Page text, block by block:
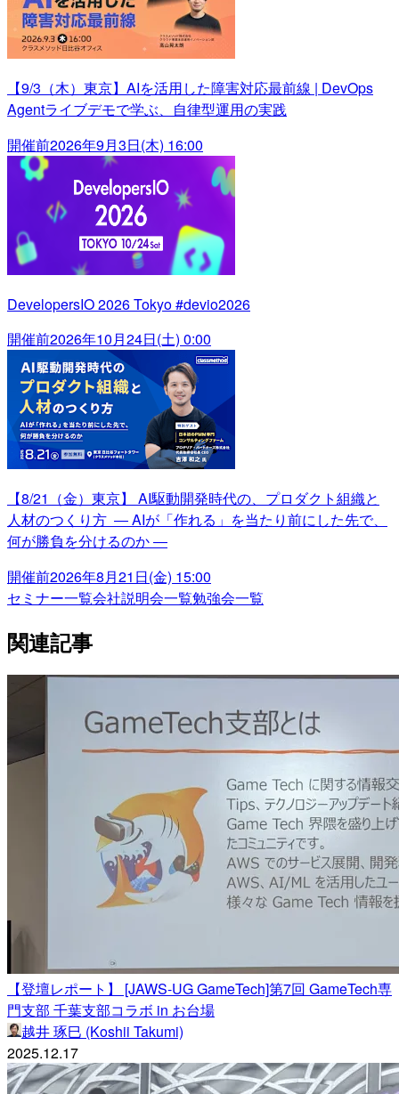
【9/3（木）東京】AIを活用した障害対応最前線 | DevOps
Agentライブデモで学ぶ、自律型運用の実践
開催前2026年9月3日(木) 16:00
DevelopersIO 2026 Tokyo #devio2026
開催前2026年10月24日(土) 0:00
【8/21（金）東京】 AI駆動開発時代の、プロダクト組織と
人材のつくり方 ― AIが「作れる」を当たり前にした先で、
何が勝負を分けるのか ―
開催前2026年8月21日(金) 15:00
セミナー一覧会社説明会一覧勉強会一覧
関連記事
【登壇レポート】 [JAWS-UG GameTech]第7回 GameTech専
門支部 千葉支部コラボ in お台場
越井 琢巳 (Koshii Takumi)
2025.12.17